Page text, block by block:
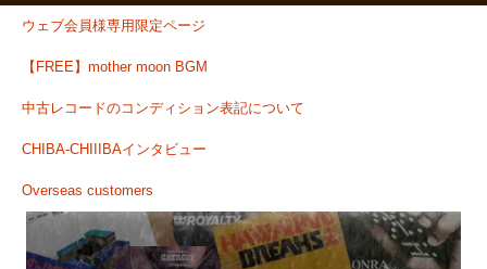
ウェブ会員様専用限定ページ
【FREE】mother moon BGM
中古レコードのコンディション表記について
CHIBA-CHIIIBAインタビュー
Overseas customers